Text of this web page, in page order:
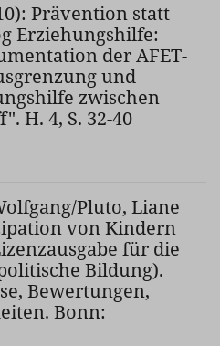
Prävention statt
Erziehungshilfe:
der AFET-
und
zwischen
H. 4, S. 32-40
Pluto, Liane
von Kindern
für die
Bildung).
Bewertungen,
Bonn: